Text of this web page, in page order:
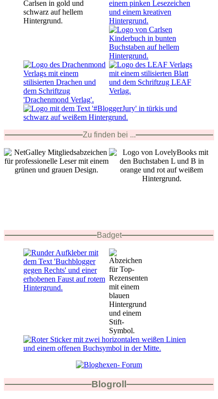
Zu finden bei ...
Badget
Blogroll